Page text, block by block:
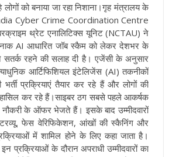
को बनाया जा रहा निशाना।गृह मंत्रालय के
Cyber Crime Coordination Centre
थ्रेट एनालिटिक्स यूनिट (NCTAU) ने
AI आधारित जॉब स्कैम को लेकर देशभर के
सतर्क रहने की सलाह दी है। एजेंसी के अनुसार
आर्टिफिशियल इंटेलिजेंस (AI) तकनीकों
प्रक्रियाएं तैयार कर रहे हैं और लोगों की
कर रहे हैं।साइबर ठग सबसे पहले आकर्षक
के ऑफर भेजते हैं। इसके बाद उम्मीदवारों
फेस वेरिफिकेशन, आंखों की स्कैनिंग और
में शामिल होने के लिए कहा जाता है।
प्रक्रियाओं के दौरान अपराधी उम्मीदवारों का